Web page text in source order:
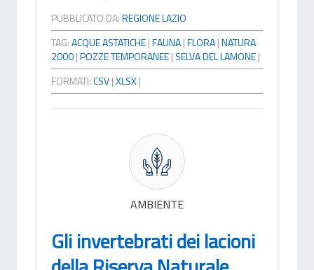
PUBBLICATO DA:REGIONE LAZIO
TAG:ACQUE ASTATICHE|FAUNA|FLORA|NATURA
2000|POZZE TEMPORANEE| SELVA DEL LAMONE|
FORMATI:CSV|XLSX|
AMBIENTE
Gli invertebrati dei lacioni